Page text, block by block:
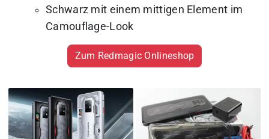
Schwarz mit einem mittigen Element im
Camouflage-Look
Zum Redmagic Onlineshop